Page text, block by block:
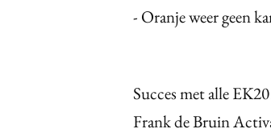
- Oranje weer geen
Succes met alle
Frank de Bruin